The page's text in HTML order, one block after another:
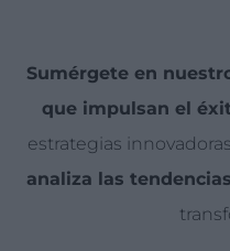
Sumérgete en
que impulsan el
estrategias
analiza las tendencias